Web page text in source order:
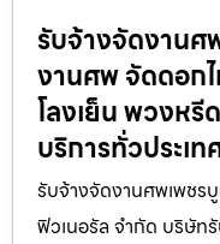
รับจ้างจัดงานศ
งานศพ จัดดอก
โลงเย็น พวงหรี
บริการทั่วประเท
รับจ้างจัดงานศพเพชร
ฟิวเนอรัล จำกัด บริษัท